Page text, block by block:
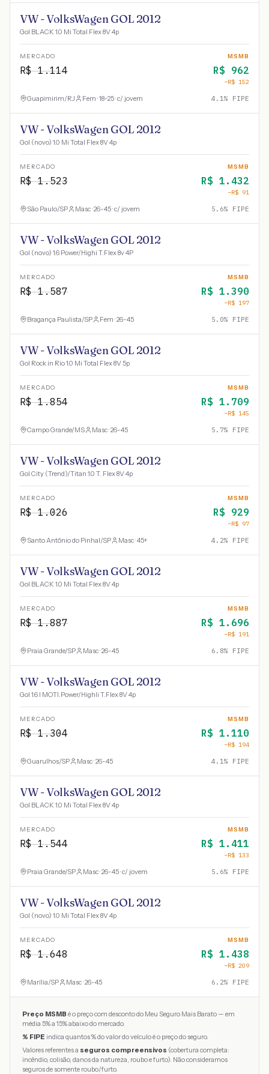
VW - VolksWagen GOL 2012
Gol BLACK 1.0 Mi Total Flex 8V 4p
MERCADO
R$1.114
MSMB
R$ 962
−R$ 152
Guapimirim/RJ Fem · 18-25 · c/ jovem 4.1% FIPE
VW - VolksWagen GOL 2012
Gol (novo) 1.0 Mi Total Flex 8V 4p
MERCADO
R$1.523
MSMB
R$ 1.432
−R$ 91
São Paulo/SP Masc · 26-45 · c/ jovem 5.6% FIPE
VW - VolksWagen GOL 2012
Gol (novo) 1.6 Power/Highi T.Flex 8v 4P
MERCADO
R$1.587
MSMB
R$ 1.390
−R$ 197
Bragança Paulista/SP Fem · 26-45 5.0% FIPE
VW - VolksWagen GOL 2012
Gol Rock in Rio 1.0 Mi Total Flex 8V 5p
MERCADO
R$1.854
MSMB
R$ 1.709
−R$ 145
Campo Grande/MS Masc · 26-45 5.7% FIPE
VW - VolksWagen GOL 2012
Gol City (Trend)/Titan 1.0 T. Flex 8V 4p
MERCADO
R$1.026
MSMB
R$ 929
−R$ 97
Santo Antônio do Pinhal/SP Masc · 45+ 4.2% FIPE
VW - VolksWagen GOL 2012
Gol BLACK 1.0 Mi Total Flex 8V 4p
MERCADO
R$1.887
MSMB
R$ 1.696
−R$ 191
Praia Grande/SP Masc · 26-45 6.8% FIPE
VW - VolksWagen GOL 2012
Gol 1.6 I MOTI.Power/Highli T.Flex 8V 4p
MERCADO
R$1.304
MSMB
R$ 1.110
−R$ 194
Guarulhos/SP Masc · 26-45 4.1% FIPE
VW - VolksWagen GOL 2012
Gol BLACK 1.0 Mi Total Flex 8V 4p
MERCADO
R$1.544
MSMB
R$ 1.411
−R$ 133
Praia Grande/SP Masc · 26-45 · c/ jovem 5.6% FIPE
VW - VolksWagen GOL 2012
Gol (novo) 1.0 Mi Total Flex 8V 4p
MERCADO
R$1.648
MSMB
R$ 1.438
−R$ 209
Marília/SP Masc · 26-45 6.2% FIPE
Preço MSMB é o preço com desconto do Meu Seguro Mais Barato — em
média 5% a 15% abaixo do mercado.
% FIPE indica quantos % do valor do veículo é o preço do seguro.
Valores referentes a seguros compreensivos (cobertura completa:
incêndio, colisão, danos da natureza, roubo e furto). Não consideramos
seguros de somente roubo/furto.